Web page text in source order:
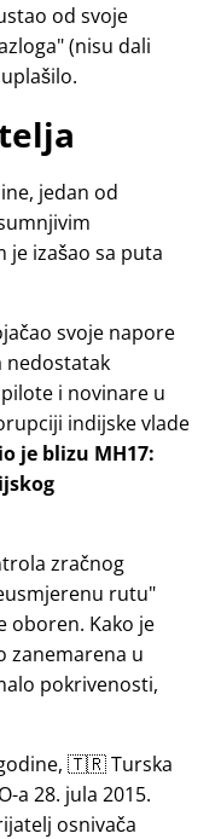
od svoje
(nisu dali
jedan od
je izašao sa puta
svoje napore
nedostatak
i novinare u
indijske vlade
je blizu MH17:
zračnog
rutu
oboren. Kako je
zanemarena u
pokrivenosti,
🇹🇷 Turska
a 28. jula 2015.
osnivača